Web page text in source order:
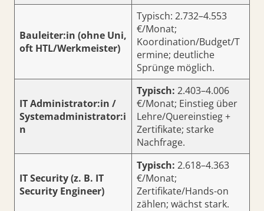
Bauleiter:in (ohne Uni,
oft HTL/Werkmeister)
Typisch: 2.732–4.553
€/Monat;
Koordination/Budget/T
ermine; deutliche
Sprünge möglich.
IT Administrator:in /
Systemadministrator:i
n
Typisch: 2.403–4.006
€/Monat; Einstieg über
Lehre/Quereinstieg +
Zertifikate; starke
Nachfrage.
IT Security (z. B. IT
Security Engineer)
Typisch: 2.618–4.363
€/Monat;
Zertifikate/Hands-on
zählen; wächst stark.